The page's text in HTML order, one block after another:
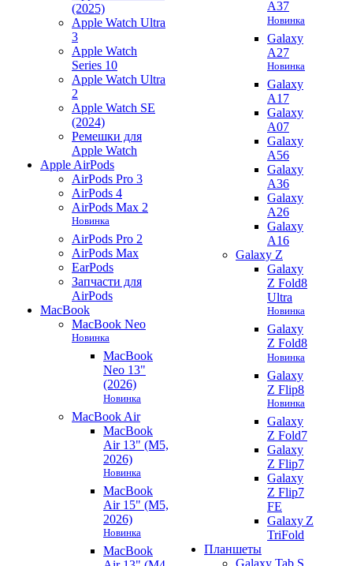
(2025)
Apple Watch Ultra
3
Apple Watch
Series 10
Apple Watch Ultra
2
Apple Watch SE
(2024)
Ремешки для
Apple Watch
Apple AirPods
AirPods Pro 3
AirPods 4
AirPods Max 2
Новинка
AirPods Pro 2
AirPods Max
EarPods
Запчасти для
AirPods
MacBook
MacBook Neo
Новинка
MacBook
Neo 13"
(2026)
Новинка
MacBook Air
MacBook
Air 13" (M5,
2026)
Новинка
MacBook
Air 15" (M5,
2026)
Новинка
MacBook
A37
Новинка
Galaxy
A27
Новинка
Galaxy
A17
Galaxy
A07
Galaxy
A56
Galaxy
A36
Galaxy
A26
Galaxy
A16
Galaxy Z
Galaxy
Z Fold8
Ultra
Новинка
Galaxy
Z Fold8
Новинка
Galaxy
Z Flip8
Новинка
Galaxy
Z Fold7
Galaxy
Z Flip7
Galaxy
Z Flip7
FE
Galaxy Z
TriFold
Планшеты
Galaxy Tab S